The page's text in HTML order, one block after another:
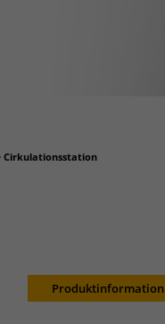
Cirkulationsstation
Produktinformation